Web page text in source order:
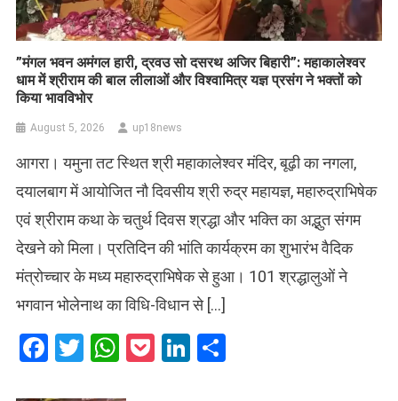
​”मंगल भवन अमंगल हारी, द्रवउ सो दसरथ अजिर बिहारी”: महाकालेश्वर
धाम में श्रीराम की बाल लीलाओं और विश्वामित्र यज्ञ प्रसंग ने भक्तों को
किया भावविभोर
August 5, 2026 up18news
आगरा। यमुना तट स्थित श्री महाकालेश्वर मंदिर, बूढ़ी का नगला,
दयालबाग में आयोजित नौ दिवसीय श्री रुद्र महायज्ञ, महारुद्राभिषेक
एवं श्रीराम कथा के चतुर्थ दिवस श्रद्धा और भक्ति का अद्भुत संगम
देखने को मिला। प्रतिदिन की भांति कार्यक्रम का शुभारंभ वैदिक
मंत्रोच्चार के मध्य महारुद्राभिषेक से हुआ। 101 श्रद्धालुओं ने
भगवान भोलेनाथ का विधि-विधान से […]
Facebook
Twitter
WhatsApp
PocketLinkedIn